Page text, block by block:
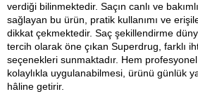
verdiği bilinmektedir. Saçın canlı ve
sağlayan bu ürün, pratik kullanımı ve
dikkat çekmektedir. Saç şekillendirme
tercih olarak öne çıkan Superdrug, farklı
seçenekleri sunmaktadır. Hem
kolaylıkla uygulanabilmesi, ürünü günlük
hâline getirir.